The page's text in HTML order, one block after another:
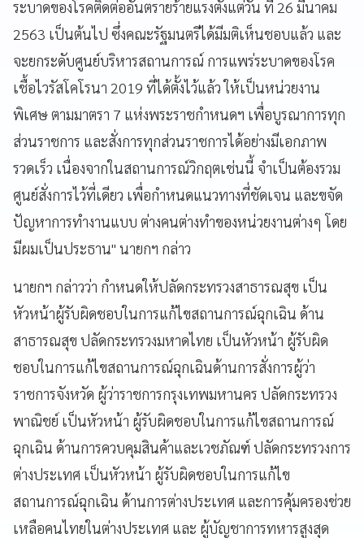
ระบาดของโรคติดต่ออันตรายร้ายแรงตั้งแต่วัน ที่ 26 มีนาคม
2563 เป็นต้นไป ซึ่งคณะรัฐมนตรีได้มีมติเห็นชอบแล้ว และ
จะยกระดับศูนย์บริหารสถานการณ์ การแพร่ระบาดของโรค
เชื้อไวรัสโคโรนา 2019 ที่ได้ตั้งไว้แล้ว ให้เป็นหน่วยงาน
พิเศษ ตามมาตรา 7 แห่งพระราชกำหนดฯ เพื่อบูรณาการทุก
ส่วนราชการ และสั่งการทุกส่วนราชการได้อย่างมีเอกภาพ
รวดเร็ว เนื่องจากในสถานการณ์วิกฤตเช่นนี้ จำเป็นต้องรวม
ศูนย์สั่งการไว้ที่เดียว เพื่อกำหนดแนวทางที่ชัดเจน และขจัด
ปัญหาการทำงานแบบ ต่างคนต่างทำของหน่วยงานต่างๆ โดย
มีผมเป็นประธาน" นายกฯ กล่าว
นายกฯ กล่าวว่า กำหนดให้ปลัดกระทรวงสาธารณสุข เป็น
หัวหน้าผู้รับผิดชอบในการแก้ไขสถานการณ์ฉุกเฉิน ด้าน
สาธารณสุข ปลัดกระทรวงมหาดไทย เป็นหัวหน้า ผู้รับผิด
ชอบในการแก้ไขสถานการณ์ฉุกเฉินด้านการสั่งการผู้ว่า
ราชการจังหวัด ผู้ว่าราชการกรุงเทพมหานคร ปลัดกระทรวง
พาณิชย์ เป็นหัวหน้า ผู้รับผิดชอบในการแก้ไขสถานการณ์
ฉุกเฉิน ด้านการควบคุมสินค้าและเวชภัณฑ์ ปลัดกระทรวงการ
ต่างประเทศ เป็นหัวหน้า ผู้รับผิดชอบในการแก้ไข
สถานการณ์ฉุกเฉิน ด้านการต่างประเทศ และการคุ้มครองช่วย
เหลือคนไทยในต่างประเทศ และ ผู้บัญชาการทหารสูงสุด